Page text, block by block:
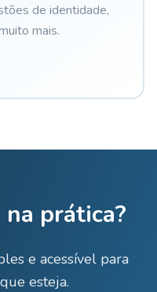
de identidade,
mais.
prática?
e acessível para
esteja.